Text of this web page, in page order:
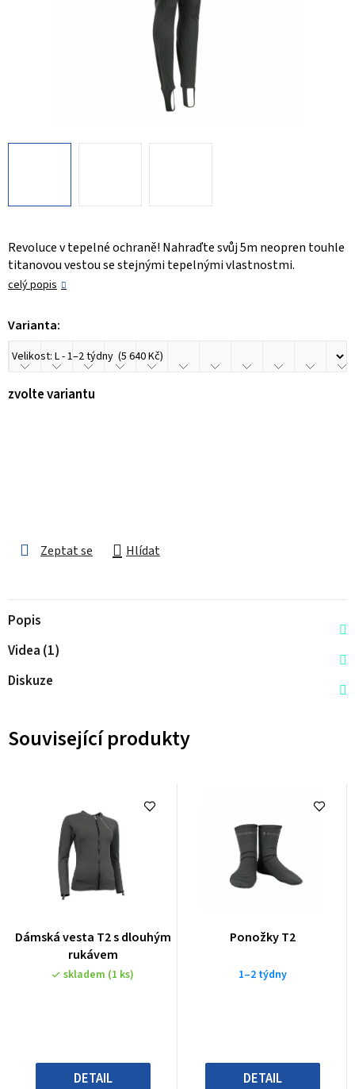
Revoluce v tepelné ochraně! Nahraďte svůj 5m neopren touhle
titanovou vestou se stejnými tepelnými vlastnostmi.
celý popis
Varianta:
zvolte variantu
Zeptat se Hlídat
Popis
Videa (1)
Diskuze
Související produkty
Dámská vesta T2 s dlouhým
rukávem
skladem (1 ks)
DETAIL
Ponožky T2
1–2 týdny
DETAIL